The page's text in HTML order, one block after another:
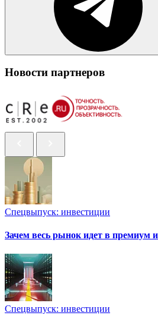
Новости партнеров
Спецвыпуск: инвестиции
Зачем весь рынок идет в премиум
Спецвыпуск: инвестиции